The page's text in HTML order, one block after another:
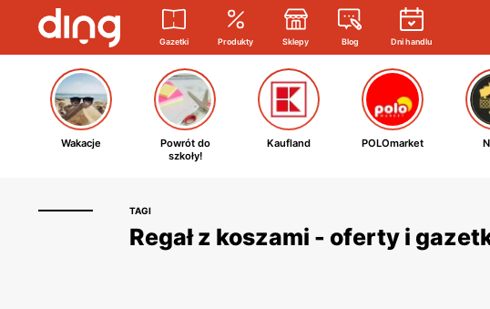
Gazetki Produkty Sklepy Blog Dni handlu
Wakacje
Powrót do
szkoły!
Kaufland POLOmarket
TAGI
Regał z koszami - oferty i